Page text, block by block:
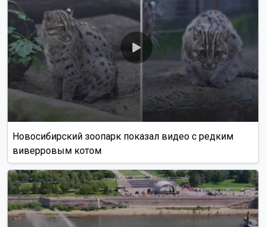
Новосибирский зоопарк показал видео с редким
виверровым котом